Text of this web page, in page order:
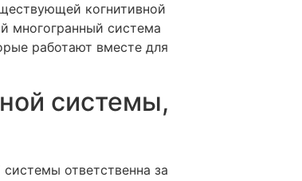
когнитивной
многогранный система
работают вместе для
системы,
ответственна за